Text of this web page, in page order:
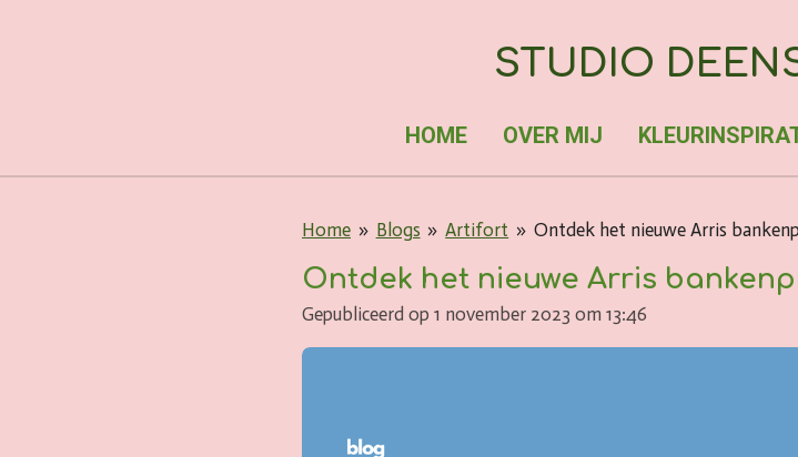
STUDIO
HOME OVER MIJ
Home » Blogs » Artifort » Ontdek het nieuwe Arris
Ontdek het nieuwe Arris
Gepubliceerd op 1 november 2023 om 13:46